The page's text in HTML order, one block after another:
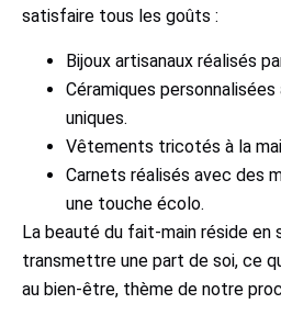
satisfaire tous les goûts :
Bijoux artisanaux réalisés
Céramiques
uniques.
Vêtements tricotés à la
Carnets réalisés avec des
une touche écolo.
La beauté du fait-main réside en
transmettre une part de soi, ce
au bien-être, thème de notre